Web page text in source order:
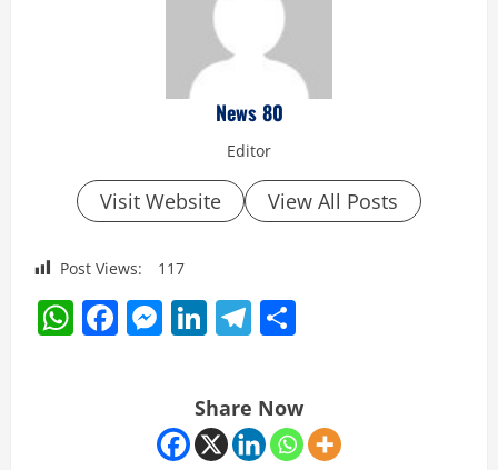
News 80
Editor
Visit Website View All Posts
Post Views: 117
WhatsApp
Facebook
Messenger
LinkedIn
Telegram
Share Now